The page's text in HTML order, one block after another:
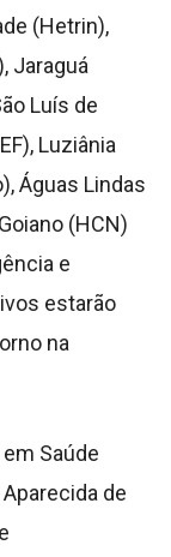
(Hetrin),
Jaraguá
Luís de
Luziânia
Águas Lindas
(HCN)
e
estarão
na
Saúde
de